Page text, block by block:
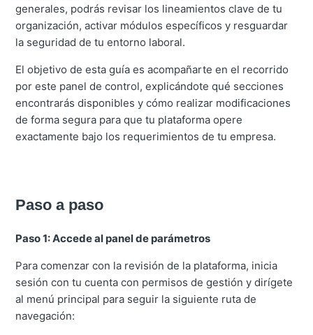
generales, podrás revisar los lineamientos clave de tu
organización, activar módulos específicos y resguardar
la seguridad de tu entorno laboral.
El objetivo de esta guía es acompañarte en el recorrido
por este panel de control, explicándote qué secciones
encontrarás disponibles y cómo realizar modificaciones
de forma segura para que tu plataforma opere
exactamente bajo los requerimientos de tu empresa.
Paso a paso
Paso 1: Accede al panel de parámetros
Para comenzar con la revisión de la plataforma, inicia
sesión con tu cuenta con permisos de gestión y dirígete
al menú principal para seguir la siguiente ruta de
navegación: